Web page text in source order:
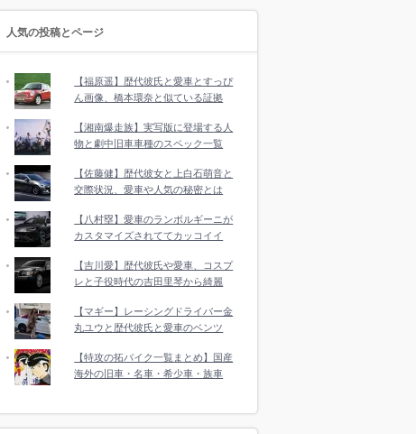
人気の投稿とページ
【福原遥】歴代彼氏と愛車とすっぴ
ん画像、橋本環奈と似ている証拠
【湘南爆走族】実写版に登場する人
物と劇中旧車車種のスペック一覧
【佐藤健】歴代彼女と上白石萌音と
交際状況、愛車や人気の秘密とは
【八村塁】愛車のランボルギーニが
カスタマイズされててカッコイイ
【吉川愛】歴代彼氏や愛車、コスプ
レと子役時代の吉田里琴から綺麗
【マギー】レーシングドライバー金
丸ユウと歴代彼氏と愛車のベンツ
【特攻の拓バイク一覧まとめ】国産
海外の旧車・名車・希少車・族車